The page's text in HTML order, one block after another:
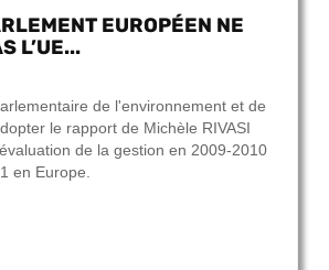
EUROPÉEN NE
L’UE...
de l'environnement et de
le rapport de Michèle RIVASI
de la gestion en 2009-2010
en Europe.